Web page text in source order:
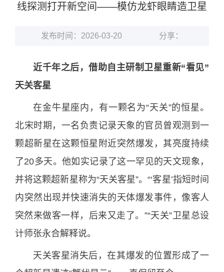
线探测打开新空间——模仿龙虾眼睛造卫星
发布时间：2026-03-20 分享：
近千年之后，借助自主研制卫星重新“看见”
天关客星
在金牛星座内，有一颗名为“天关”的恒星。
北宋时期，一名负责记录天象的官员曾观测到一
颗超新星在这颗恒星附近突然爆发，其亮度持续
了20多天。他如实记录了这一罕见的天文现象，
并将这颗超新星称为“天关客星”。“‘客星’指短时间
内突然出现并快速消失的天体爆发事件，像客人
突然来做客一样，后来又走了。”“天关”卫星总设
计师张永合解释说。
天关客星消失后，在其爆发的位置形成了一